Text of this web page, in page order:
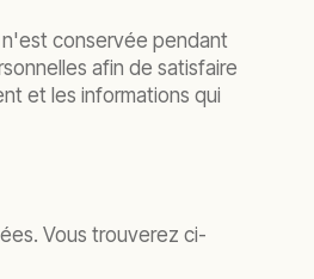
n'est conservée pendant
afin de satisfaire
et les informations qui
Vous trouverez ci-